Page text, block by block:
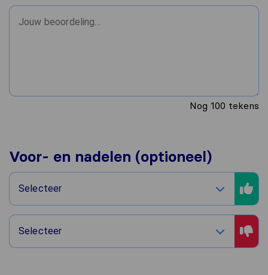
Nog 100 tekens
Voor- en nadelen (optioneel)
Selecteer
Selecteer